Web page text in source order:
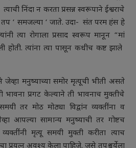
निंदा न करता प्रसन्न स्वरूपाने ईश्वराचे
तप ‘ समजल्या ‘ जाते. उदा- संत परम हंस हे
त्या रोगाला प्रसाद स्वरूप मानून “मां
त्यांना त्या पासून कधीच कष्ट झाले
मनुष्याच्या समोर मृत्यूची भीती असते
भावना प्रगट केल्याने ती भावनाच मुक्तीचे
तर मोठ मोठ्या विद्वांन व्यक्तींना व
आपल्या सामान्य मनुष्याची तर गोष्टच
मृत्यू समयी मुक्ती करीता त्याच